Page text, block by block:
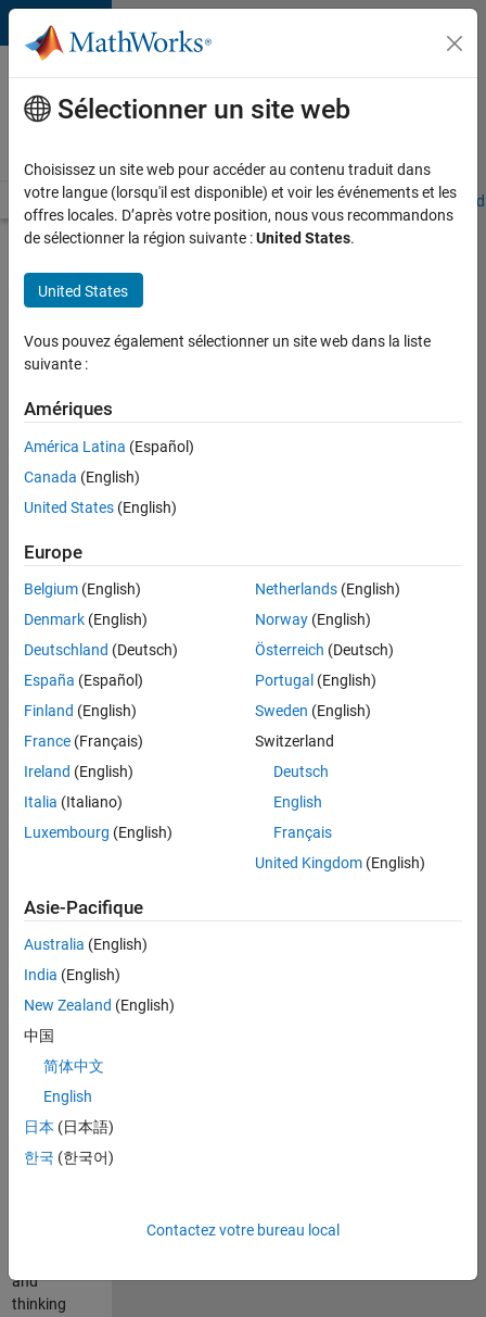
Passer au contenu
Votre
carrière
chez
Accueil Explorer nos opportunités Adresses de nos bureaux
d’autres
offres
Senior
Software
Quality
Engineer
maintenant
Poste:
36935-
Ingénierie
de
la
FR-
Résumé
du
poste
Are you
about
state-of-
the-art
Do you
and
thinking
Sélectionner un site web
Choisissez un site web pour accéder au contenu traduit dans
votre langue (lorsqu'il est disponible) et voir les événements et les
offres locales. D’après votre position, nous vous recommandons
de sélectionner la région suivante :United States.
United States
Vous pouvez également sélectionner un site web dans la liste
suivante :
Amériques
América Latina (Español)
Canada (English)
United States (English)
Europe
Belgium (English)
Denmark (English)
Deutschland (Deutsch)
España (Español)
Finland (English)
France (Français)
Ireland (English)
Italia (Italiano)
Luxembourg (English)
Netherlands(English)
Norway(English)
Österreich (Deutsch)
Portugal (English)
Sweden (English)
Switzerland
Deutsch
English
Français
United Kingdom(English)
Asie-Pacifique
Australia (English)
India (English)
New Zealand (English)
中国
简体中文
English
日本 (日本語)
한국 (한국어)
Contactez votre bureau local